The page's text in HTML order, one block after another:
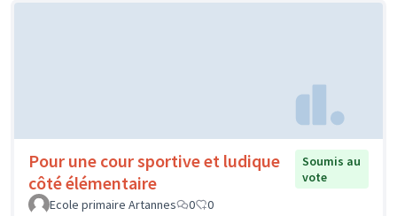
Pour une cour sportive et ludique
côté élémentaire
Soumis au
vote
Ecole primaire Artannes
0 0